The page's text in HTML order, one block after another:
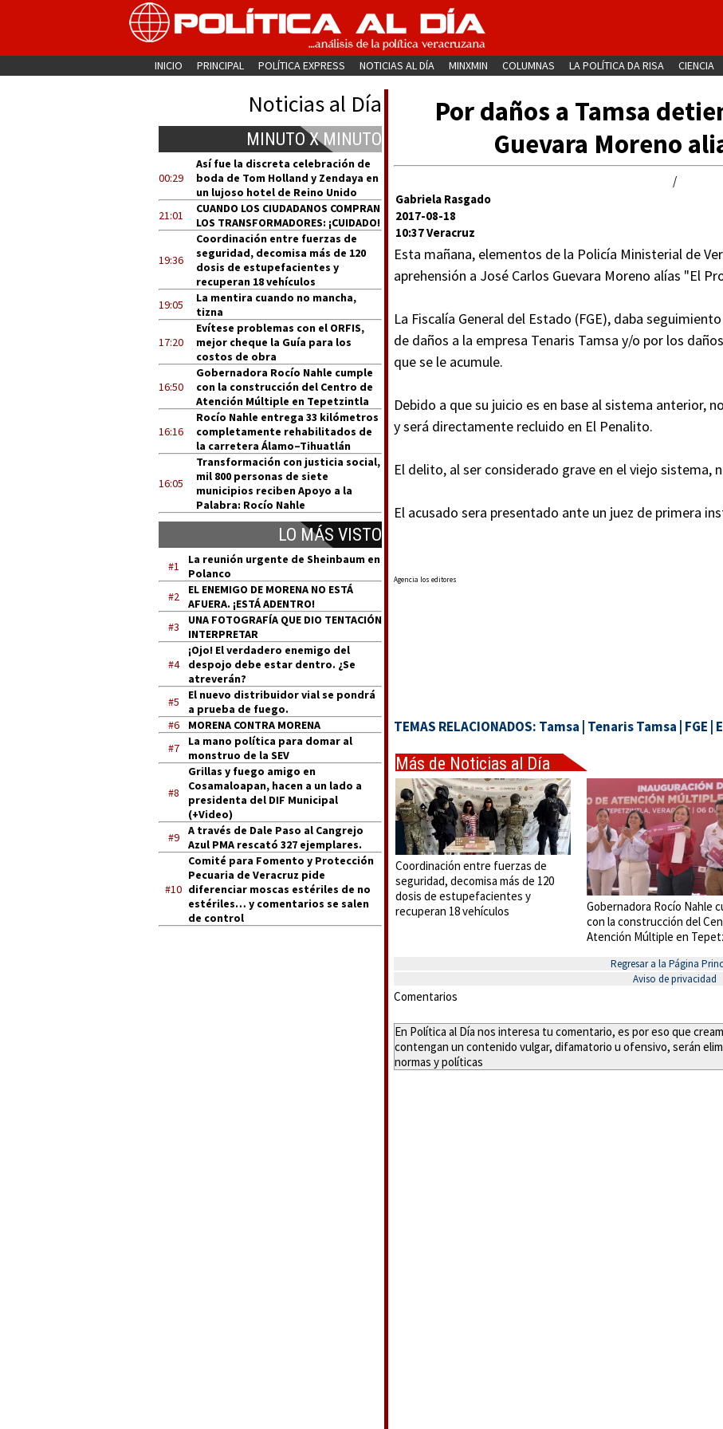
INICIO PRINCIPAL POLÍTICA EXPRESS NOTICIAS AL DÍA MINXMIN COLUMNAS LA POLÍTICA DA RISA CIENCIA
Noticias al Día
MINUTO X MINUTO
00:29
Así fue la discreta celebración de
boda de Tom Holland y Zendaya en
un lujoso hotel de Reino Unido
21:01
CUANDO LOS CIUDADANOS COMPRAN
LOS TRANSFORMADORES: ¡CUIDADO!
19:36
Coordinación entre fuerzas de
seguridad, decomisa más de 120
dosis de estupefacientes y
recuperan 18 vehículos
19:05
La mentira cuando no mancha,
tizna
17:20
Evítese problemas con el ORFIS,
mejor cheque la Guía para los
costos de obra
16:50
Gobernadora Rocío Nahle cumple
con la construcción del Centro de
Atención Múltiple en Tepetzintla
16:16
Rocío Nahle entrega 33 kilómetros
completamente rehabilitados de
la carretera Álamo–Tihuatlán
16:05
Transformación con justicia social,
mil 800 personas de siete
municipios reciben Apoyo a la
Palabra: Rocío Nahle
LO MÁS VISTO
#1
La reunión urgente de Sheinbaum en
Polanco
#2
EL ENEMIGO DE MORENA NO ESTÁ
AFUERA. ¡ESTÁ ADENTRO!
#3
UNA FOTOGRAFÍA QUE DIO TENTACIÓN
INTERPRETAR
#4
¡Ojo! El verdadero enemigo del
despojo debe estar dentro. ¿Se
atreverán?
#5
El nuevo distribuidor vial se pondrá
a prueba de fuego.
#6
MORENA CONTRA MORENA
#7
La mano política para domar al
monstruo de la SEV
#8
Grillas y fuego amigo en
Cosamaloapan, hacen a un lado a
presidenta del DIF Municipal
(+Video)
#9
A través de Dale Paso al Cangrejo
Azul PMA rescató 327 ejemplares.
#10
Comité para Fomento y Protección
Pecuaria de Veracruz pide
diferenciar moscas estériles de no
estériles… y comentarios se salen
de control
Por daños a Tamsa
Guevara Moreno
/
Gabriela Rasgado
2017-08-18
10:37 Veracruz
Esta mañana, elementos de la Policía Ministerial de
aprehensión a José Carlos Guevara Moreno alías "El
La Fiscalía General del Estado (FGE), daba
de daños a la empresa Tenaris Tamsa y/o por los
que se le acumule.
Debido a que su juicio es en base al sistema anterior,
y será directamente recluido en El Penalito.
El delito, al ser considerado grave en el viejo sistema,
El acusado sera presentado ante un juez de primera
Agencia los editores
TEMAS RELACIONADOS: Tamsa Tenaris Tamsa FGE
Más de Noticias al Día
Coordinación entre fuerzas de
seguridad, decomisa más de 120
dosis de estupefacientes y
recuperan 18 vehículos
Gobernadora Rocío Nahle
con la construcción del
Atención Múltiple en
Regresar a la Página
Aviso de privacidad
Comentarios
En Política al Día nos interesa tu comentario, es por eso que
contengan un contenido vulgar, difamatorio u ofensivo, serán
normas y políticas